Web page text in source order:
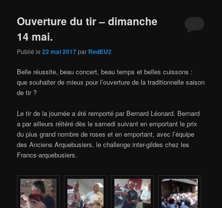
Ouverture du tir – dimanche
14 mai.
Publié le22 mai 2017par RedEU2
Belle réussite, beau concert, beau temps et belles cuissons :
que souhaiter de mieux pour l’ouverture de la traditionnelle saison
de tir ?
Le tir de la journée a été remporté par Bernard Léonard. Bernard
a par ailleurs réitéré dès le samedi suivant en emportant le prix
du plus grand nombre de roses et en emportant, avec l’équipe
des Anciens Arquebusiers, le challenge inter-gildes chez les
Francs-arquebusiers.